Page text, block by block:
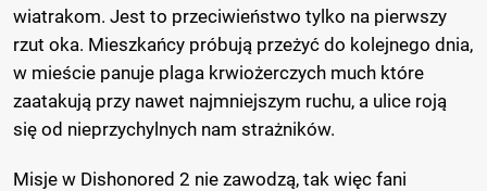
wiatrakom. Jest to przeciwieństwo tylko na pierwszy
rzut oka. Mieszkańcy próbują przeżyć do kolejnego dnia,
w mieście panuje plaga krwiożerczych much które
zaatakują przy nawet najmniejszym ruchu, a ulice roją
się od nieprzychylnych nam strażników.
Misje w Dishonored 2 nie zawodzą, tak więc fani